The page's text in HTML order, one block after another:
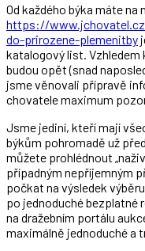
Od každého býka máte na
https://
do-prirozene-plemenitby
katalogový list. Vzhledem
budou opět (snad
jsme věnovali přípravě
chovatele maximum
Jsme jediní, kteří mají
býkům pohromadě už
můžete prohlédnout
případným nepříjemným
počkat na výsledek
po jednoduché bezplatné
na dražebním portálu
maximálně jednoduché a